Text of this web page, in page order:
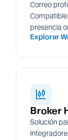
Correo
Compatible
presencia
Explorar
Broker
Solución